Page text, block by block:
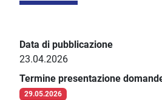
Data di pubblicazione
23.04.2026
Termine presentazione
29.05.2026